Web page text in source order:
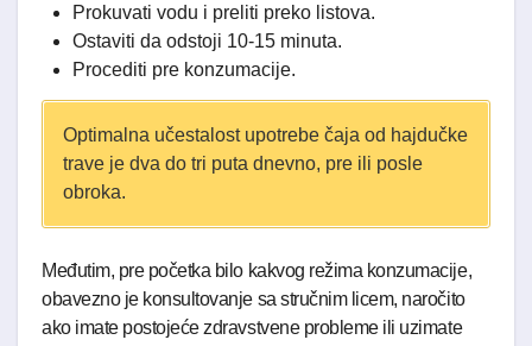
Prokuvati vodu i preliti preko listova.
Ostaviti da odstoji 10-15 minuta.
Procediti pre konzumacije.
Optimalna učestalost upotrebe čaja od hajdučke
trave je dva do tri puta dnevno, pre ili posle
obroka.
Međutim, pre početka bilo kakvog režima konzumacije,
obavezno je konsultovanje sa stručnim licem, naročito
ako imate postojeće zdravstvene probleme ili uzimate